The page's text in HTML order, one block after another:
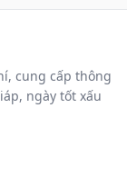
cung cấp thông
ngày tốt xấu